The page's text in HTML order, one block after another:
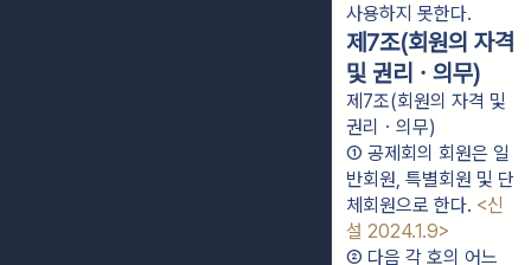
사용하지 못한다.
제7조(회원의 자격
및 권리ㆍ의무)
제7조(회원의 자격 및
권리ㆍ의무)
① 공제회의 회원은 일
반회원, 특별회원 및 단
체회원으로 한다. <신
설 2024.1.9>
② 다음 각 호의 어느